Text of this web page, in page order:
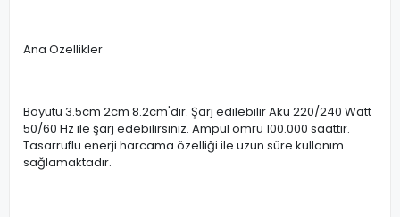
Ana Özellikler
Boyutu 3.5cm 2cm 8.2cm'dir. Şarj edilebilir Akü 220/240 Watt
50/60 Hz ile şarj edebilirsiniz. Ampul ömrü 100.000 saattir.
Tasarruflu enerji harcama özelliği ile uzun süre kullanım
sağlamaktadır.